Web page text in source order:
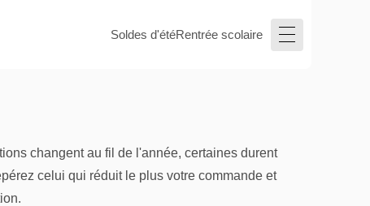
Soldes d'étéRentrée scolaire
changent au fil de l'année, certaines durent
celui qui réduit le plus votre commande et